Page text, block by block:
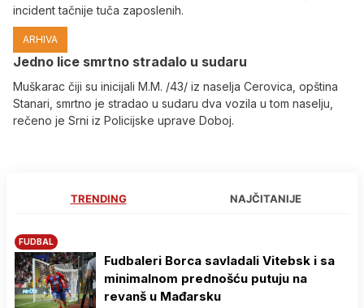
incident tačnije tuča zaposlenih.
ARHIVA
Јedno lice smrtno stradalo u sudaru
Muškarac čiji su inicijali M.M. /43/ iz naselja Cerovica, opština
Stanari, smrtno je stradao u sudaru dva vozila u tom naselju,
rečeno je Srni iz Policijske uprave Doboj.
TRENDING NAJČITANIJE
FUDBAL
Fudbaleri Borca savladali Vitebsk i sa
minimalnom prednošću putuju na
revanš u Mađarsku